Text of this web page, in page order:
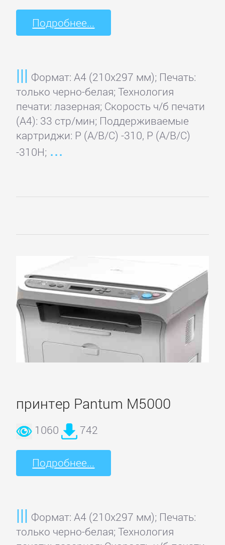
Подробнее...
Формат: A4 (210x297 мм); Печать:
только черно-белая; Технология
печати: лазерная; Скорость ч/б печати
(А4): 33 стр/мин; Поддерживаемые
картриджи: P (A/B/C) -310, P (A/B/C)
-310H;
принтер Pantum M5000
1060 742
Подробнее...
Формат: A4 (210x297 мм); Печать:
только черно-белая; Технология